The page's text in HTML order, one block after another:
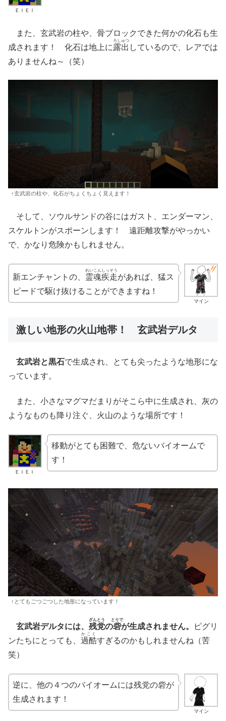
ＥＩＥＩ
また、玄武岩の柱や、骨ブロックできた何かの化石も生
成されます！ 化石は地上に露出
ろしゅつ
しているので、レアでは
ありませんね～（笑）
↑玄武岩の柱や、化石がちょくちょく見えます！
そして、ソウルサンドの谷にはガスト、エンダーマン、
スケルトンがスポーンします！ 遠距離攻撃がやっかい
で、かなり危険かもしれません。
マイン
新エンチャントの、 霊魂疾走
れいこんしっそう
があれば、猛ス
ピードで駆け抜けることができますね！
激しい地形の火山地帯！ 玄武岩デルタ
玄武岩と黒石で生成され、とても尖ったような地形にな
っています。
また、小さなマグマだまりがそこら中に生成され、灰の
ようなものも降り注ぐ、火山のような場所です！
ＥＩＥＩ
移動がとても困難で、危ないバイオームで
す！
↑とてもごつごつした地形になっています！
玄武岩デルタには、 残党
ざんとう
の砦
とりで
が生成されません。
ピグリ
ンたちにとっても、 過酷
かこく
すぎるのかもしれませんね（苦
笑）
マイン
逆に、他の４つのバイオームには残党の砦が
生成されます！